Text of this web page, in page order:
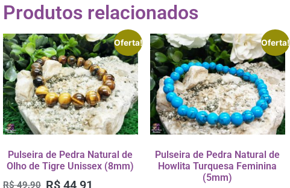
Produtos relacionados
Oferta!
Pulseira de Pedra Natural de
Olho de Tigre Unissex (8mm)
R$49,90 R$ 44,91
Oferta!
Pulseira de Pedra Natural de
Howlita Turquesa Feminina
(5mm)